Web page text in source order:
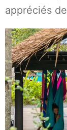
appréciés